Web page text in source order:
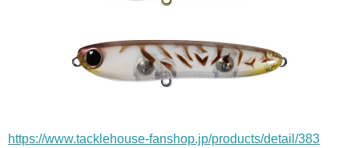
https://www.tacklehouse-fanshop.jp/products/detail/383